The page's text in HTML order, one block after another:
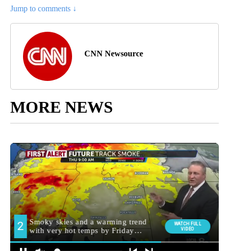
Jump to comments ↓
CNN Newsource
MORE NEWS